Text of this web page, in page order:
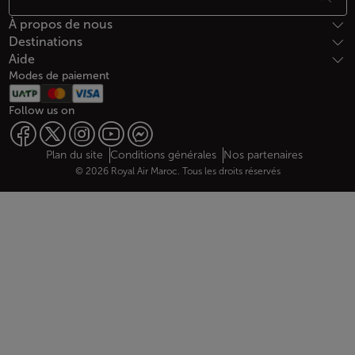
À propos de nous
Destinations
Aide
Modes de paiement
Follow us on
Web map links
$Title.getData()
Plan du site Conditions générales Nos partenaires
© 2026 Royal Air Maroc. Tous les droits réservés